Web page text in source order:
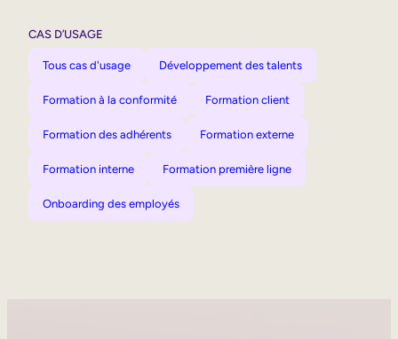
CAS D’USAGE
Tous cas d'usage Développement des talents
Formation à la conformité Formation client
Formation des adhérents Formation externe
Formation interne Formation première ligne
Onboarding des employés